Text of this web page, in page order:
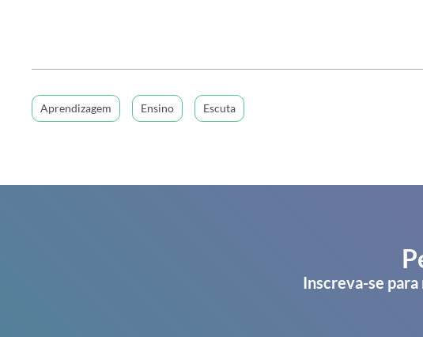
Aprendizagem Ensino Escuta
Inscreva-se